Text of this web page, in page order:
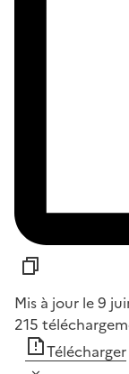
Mis à jour le 9
215
Télécharger